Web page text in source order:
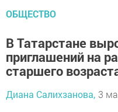
ОБЩЕСТВО
В Татарстане
приглашений на
старшего
Диана Салихзанова, 3